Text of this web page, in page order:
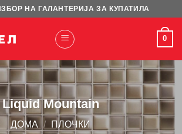
НА ГАЛАНТЕРИЈА ЗА КУПАТИЛА
0
Liquid Mountain
ДОМА / ПЛОЧКИ